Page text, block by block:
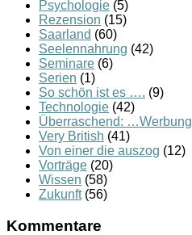
Psychologie (5)
Rezension (15)
Saarland (60)
Seelennahrung (42)
Seminare (6)
Serien (1)
So schön ist es …. (9)
Technologie (42)
Überraschend: …Werbung
Very British (41)
Von einer die auszog (12)
Vorträge (20)
Wissen (58)
Zukunft(56)
Kommentare